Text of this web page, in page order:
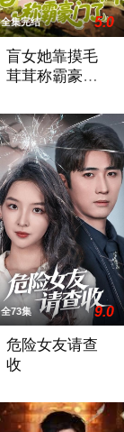
全集完结 5.0
盲女她靠摸毛
茸茸称霸豪门
全73集 9.0
危险女友请查
收